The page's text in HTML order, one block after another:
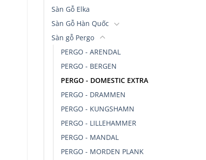
Sàn Gỗ Elka
Sàn Gỗ Hàn Quốc
Sàn gỗ Pergo
PERGO - ARENDAL
PERGO - BERGEN
PERGO - DOMESTIC EXTRA
PERGO - DRAMMEN
PERGO - KUNGSHAMN
PERGO - LILLEHAMMER
PERGO - MANDAL
PERGO - MORDEN PLANK